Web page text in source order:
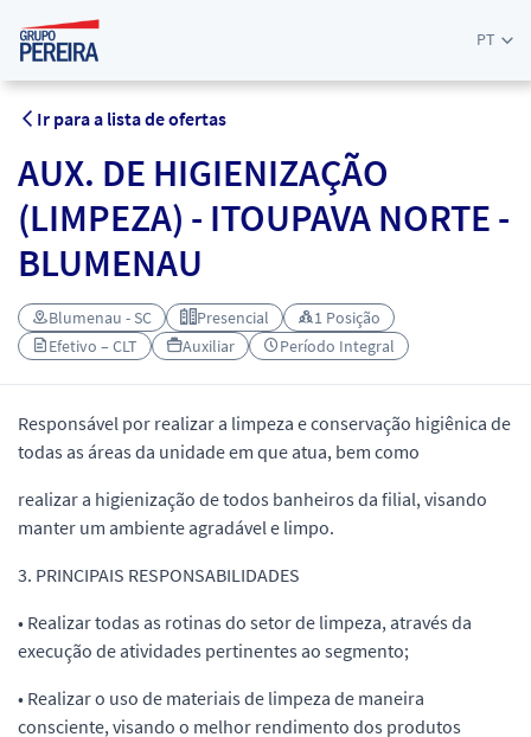
PT
Ir para a lista de ofertas
AUX. DE HIGIENIZAÇÃO
(LIMPEZA) - ITOUPAVA NORTE -
BLUMENAU
Blumenau - SC Presencial
1 Posição
Efetivo – CLT
Auxiliar Período Integral
Responsável por realizar a limpeza e conservação higiênica de
todas as áreas da unidade em que atua, bem como
realizar a higienização de todos banheiros da filial, visando
manter um ambiente agradável e limpo.
3. PRINCIPAIS RESPONSABILIDADES
• Realizar todas as rotinas do setor de limpeza, através da
execução de atividades pertinentes ao segmento;
• Realizar o uso de materiais de limpeza de maneira
consciente, visando o melhor rendimento dos produtos